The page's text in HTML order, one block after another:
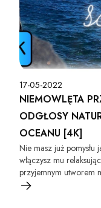
17-05-2022
NIEMOWLĘTA
ODGŁOSY
OCEANU [4K]
Nie masz już
włączysz mu
przyjemnym utworem
utnie sobie drzemkę :)!